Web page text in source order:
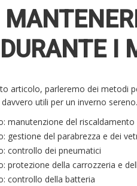
I
articolo, parleremo dei metodi
utili per un inverno sereno.
manutenzione del riscaldamento
gestione del parabrezza e dei
controllo dei pneumatici
protezione della carrozzeria e
controllo della batteria